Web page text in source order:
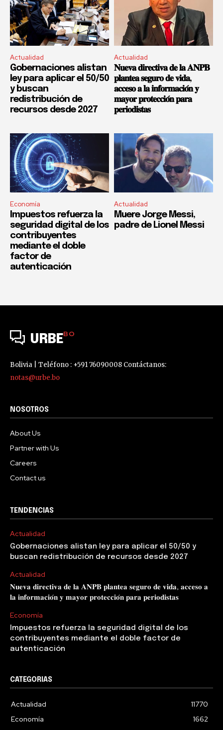
Actualidad
Gobernaciones alistan
ley para aplicar el 50/50
y buscan
redistribución de
recursos desde 2027
Actualidad
𝐍𝐮𝐞𝐯𝐚 𝐝𝐢𝐫𝐞𝐜𝐭𝐢𝐯𝐚 𝐝𝐞 𝐥𝐚 𝐀𝐍𝐏𝐁
𝐩𝐥𝐚𝐧𝐭𝐞𝐚 𝐬𝐞𝐠𝐮𝐫𝐨 𝐝𝐞 𝐯𝐢𝐝𝐚,
𝐚𝐜𝐜𝐞𝐬𝐨 𝐚 𝐥𝐚 𝐢𝐧𝐟𝐨𝐫𝐦𝐚𝐜𝐢𝐨́𝐧 𝐲
𝐦𝐚𝐲𝐨𝐫 𝐩𝐫𝐨𝐭𝐞𝐜𝐜𝐢𝐨́𝐧 𝐩𝐚𝐫𝐚
𝐩𝐞𝐫𝐢𝐨𝐝𝐢𝐬𝐭𝐚𝐬
Economía
Impuestos refuerza la
seguridad digital de los
contribuyentes
mediante el doble
factor de
autenticación
Actualidad
Muere Jorge Messi,
padre de Lionel Messi
URBEBO
Bolivia | Teléfono : +591 76090008 Contáctanos:
notas@urbe.bo
NOSOTROS
About Us
Partner with Us
Careers
Contact us
TENDENCIAS
Actualidad
Gobernaciones alistan ley para aplicar el 50/50 y
buscan redistribución de recursos desde 2027
Actualidad
𝐍𝐮𝐞𝐯𝐚 𝐝𝐢𝐫𝐞𝐜𝐭𝐢𝐯𝐚 𝐝𝐞 𝐥𝐚 𝐀𝐍𝐏𝐁 𝐩𝐥𝐚𝐧𝐭𝐞𝐚 𝐬𝐞𝐠𝐮𝐫𝐨 𝐝𝐞 𝐯𝐢𝐝𝐚, 𝐚𝐜𝐜𝐞𝐬𝐨 𝐚
𝐥𝐚 𝐢𝐧𝐟𝐨𝐫𝐦𝐚𝐜𝐢𝐨́𝐧 𝐲 𝐦𝐚𝐲𝐨𝐫 𝐩𝐫𝐨𝐭𝐞𝐜𝐜𝐢𝐨́𝐧 𝐩𝐚𝐫𝐚 𝐩𝐞𝐫𝐢𝐨𝐝𝐢𝐬𝐭𝐚𝐬
Economía
Impuestos refuerza la seguridad digital de los
contribuyentes mediante el doble factor de
autenticación
CATEGORIAS
Actualidad
11770
Economía
1662